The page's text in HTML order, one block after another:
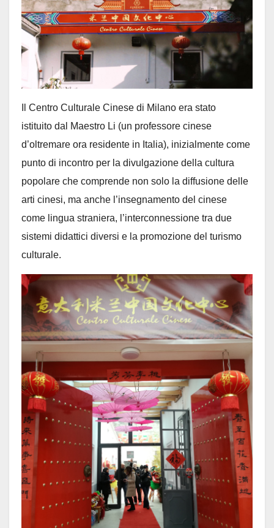
Il Centro Culturale Cinese di Milano era stato
istituito dal Maestro Li (un professore cinese
d’oltremare ora residente in Italia), inizialmente come
punto di incontro per la divulgazione della cultura
popolare che comprende non solo la diffusione delle
arti cinesi, ma anche l’insegnamento del cinese
come lingua straniera, l’interconnessione tra due
sistemi didattici diversi e la promozione del turismo
culturale.